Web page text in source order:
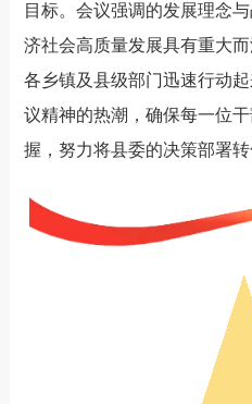
目标。会议强调的发展理念
济社会高质量发展具有重大
各乡镇及县级部门迅速行动
议精神的热潮，确保每一位
握，努力将县委的决策部署